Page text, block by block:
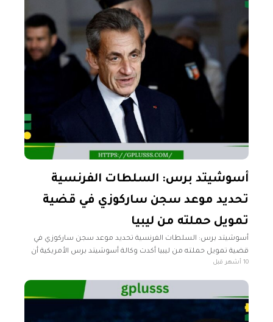
أسوشيتد برس: السلطات الفرنسية
تحديد موعد سجن ساركوزي في قضية
تمويل حملته من ليبيا
أسوشيتد برس: السلطات الفرنسية تحديد موعد سجن ساركوزي في
قضية تمويل حملته من ليبيا أكدت وكالة أسوشيتد برس الأمريكية أن
السلطات الفرنسية ستحدد يوم الاثنين موعد سجن الرئيس الفرنسي
10 أشهر قبل